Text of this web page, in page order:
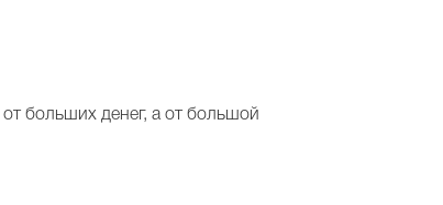
больших денег, а от большой